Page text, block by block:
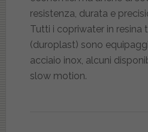
resistenza, durata e
Tutti i copriwater in resina
(duroplast) sono
acciaio inox, alcuni
slow motion.